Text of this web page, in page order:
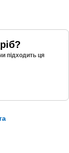
підходить ця